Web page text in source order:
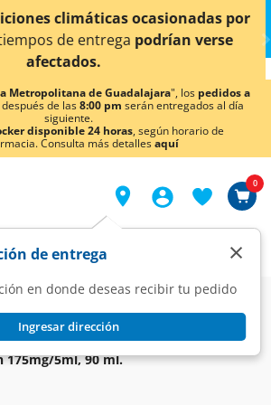
inner">¡Ahora también en
conocer
Metropolitana de Guadalajara", los pedidos a
de las8:00 pm serán entregados al día
siguiente.
disponible 24 horas, según horario de
Consulta más detallesaquí
de entrega
en donde deseas recibir tu pedido
Ingresar dirección
×
0
Respiratorio
175mg/5ml, 90 ml.